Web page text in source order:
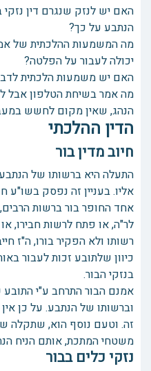
האם יש לנזק שנגרם דין נזקי
הנתבע על כך?
מה המשמעות ההלכתית של
יכולה לעבור על הפלטה?
האם יש משמעות הלכתית
מה אמר בשיחת הטלפון אבל
הנהג, שאין מקום לחשש
הדין ההלכתי
חיוב מדין בור
התעלה היא ברשותו של
אליו. בעניין זה נפסק בשו"ע
אחד החופר בור ברשות
לר"ה, או פתח לרשות חבירו,
רשותו ולא הפקיר בורו, ה"ז
כיוון שלתובע זכות לעבור
בנזקי הבור.
אמנם הבור התרחב ע"י
וברשותו של הנתבע. על כן
זה. וטעם נוסף הוא, שתקלה
משטחי המתכת, אותם הניח
נזקי כלים בבור